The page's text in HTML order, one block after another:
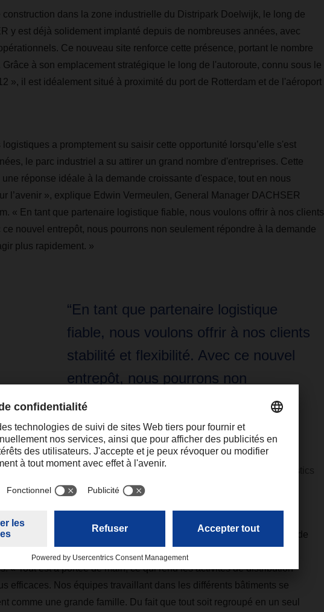
construction dans la zone industrielle du Distripark Doelwijk, le long de
y est déjà solidement implanté depuis de nombreuses années, avec
Ce nouveau site renforce cette présence, portant le nombre
à son emplacement stratégique le long de l'autoroute, connu sous le
», il est idéalement situé à proximité du port de Rotterdam et de l'aéroport
logistiques a promptement su saisir cette opportunité lorsqu’elle s'est
le parc industriel a su attirer un grand nombre d'entreprises. Cette
réponse idéale à la demande croissante d'espace, tout en nous
l’avenir », explique Edwin Vermeulen, General Manager DACHSER
« En tant que partenaire logistique fiable, nous voulons offrir à nos clients
nouvel entrepôt, nous pourrons non seulement répondre à la demande
plus rapidement. »
“En tant que partenaire logistique
fiable, nous voulons offrir à nos clients
stabilité et flexibilité. Avec ce nouvel
entrepôt, nous pourrons non
seulement répondre à la demande
croissante, mais aussi réagir plus
rapidement. ”
Edwin Vermeulen, General Manager DACHSER Logistics
Center Rotterdam
également par sa proximité avec les quatre autres installations de
Ces derniers abritent divers services : Air & Sea Logistics, Contract
« Tout est à portée de main, ce qui rend les activités de distribution
efficaces. Nos équipes travaillant dans les différents bâtiments se
comme une grande famille. Du fait que tout soit regroupé en un seul